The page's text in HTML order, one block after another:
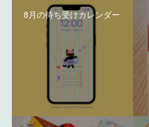
8月の待ち受けカレンダー